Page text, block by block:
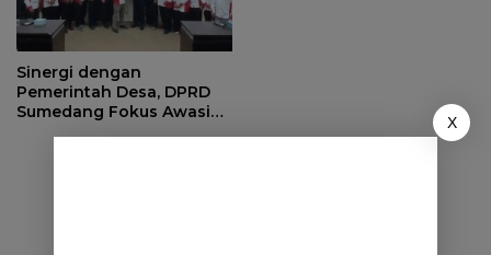
Sinergi dengan
Pemerintah Desa, DPRD
Sumedang Fokus Awasi
X